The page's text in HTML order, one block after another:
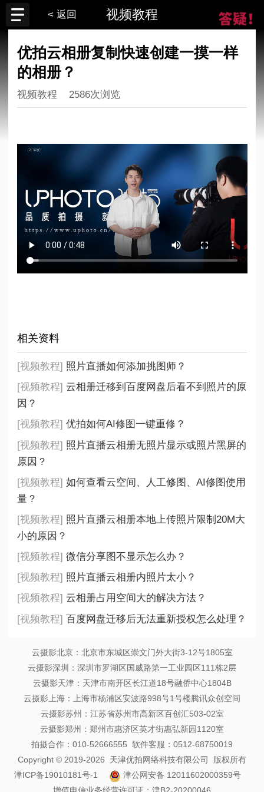
< 返回 视频教程
优拍云相册复制快速创建一摸一样
的相册？
视频教程 2586次浏览
相关资料
[视频教程] 照片直播如何添加挑图师？
[视频教程] 云相册迁移到百度网盘后看不到照片的原
因？
[视频教程] 优拍如何AI修图一键重修？
[视频教程] 照片直播云相册无照片显示或照片黑屏的
原因？
[视频教程] 如何查看云空间、人工修图、AI修图使用
量？
[视频教程] 照片直播云相册本地上传照片限制20M大
小的原因？
[视频教程] 微信分享图不显示怎么办？
[视频教程] 照片直播云相册内照片太小？
[视频教程] 云相册占用空间大的解决方法？
[视频教程] 百度网盘迁移后无法重新授权怎么处理？
云摄影北京：北京市东城区崇文门外大街3-12号1805室
云摄影深圳：深圳市罗湖区国威路第一工业园区111栋2层
云摄影天津：天津市南开区长江道18号融侨中心1804B
云摄影上海：上海市杨浦区安波路998号1号楼腾讯众创空间
云摄影苏州：江苏省苏州市高新区百创汇503-02室
云摄影郑州：郑州市惠济区英才街惠弘新园1120室
拍摄合作：010-52666555 软件客服：0512-68750019
Copyright © 2019-2026 天津优拍网络科技有限公司 版权所有
津ICP备19010181号-1
津公网安备 12011602000359号